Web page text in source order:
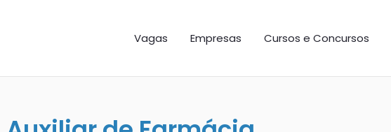
Vagas Empresas Cursos e Concursos